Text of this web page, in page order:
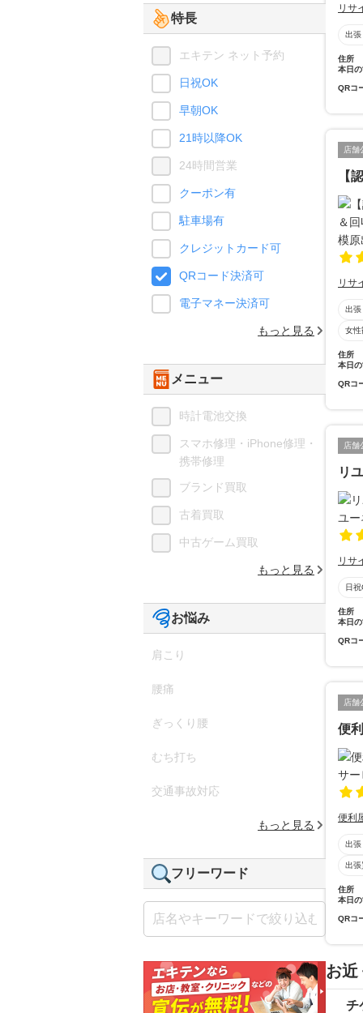
リサ
出張
住所
本日
QRコ
店舗
【
リサ
出張
女性
住所
本日
QRコ
店舗
リ
リサ
日
住所
本日
QRコ
店舗
便
便利
出張
出張
住所
本日
QRコ
お近
チ
特長
エキテン ネット予約
日祝OK
早朝OK
21時以降OK
24時間営業
クーポン有
駐車場有
クレジットカード可
QRコード決済可
電子マネー決済可
もっと見る
メニュー
時計電池交換
スマホ修理・iPhone修理・
携帯修理
ブランド買取
古着買取
中古ゲーム買取
もっと見る
お悩み
肩こり
腰痛
ぎっくり腰
むち打ち
交通事故対応
もっと見る
フリーワード